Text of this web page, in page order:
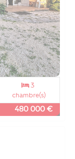
3
chambre(s)
480 000 €